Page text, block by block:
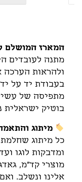
המארז המושלם
מתנה לעובדים
ולהראות הערכה
בעבודת יד על
מתפיסה של
בוטיק ישראלית
מיתוג
כל מיתוג
ומדבקות לוגו
מוצרי קד"מ,
אלינו ונשלב.